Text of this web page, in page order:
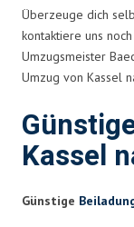
Überzeuge dich
kontaktiere uns
Umzugsmeister
Umzug von Kassel
Kassel
Günstige